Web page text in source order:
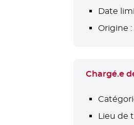
Date
Origine :
Chargé.e
Lieu de